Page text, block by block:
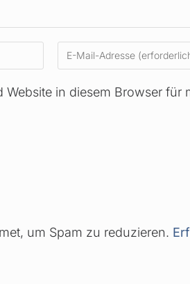
Website in diesem Browser
um Spam zu reduzieren.